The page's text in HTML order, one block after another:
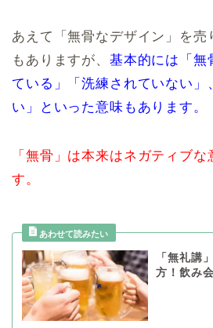
あえて「無骨なデザイン」を売
もありますが、 基本的には「無
ている」「洗練されていない」
い」といった意味もあります。
「無骨」は本来はネガティブ
す。
「無礼講
方！飲み